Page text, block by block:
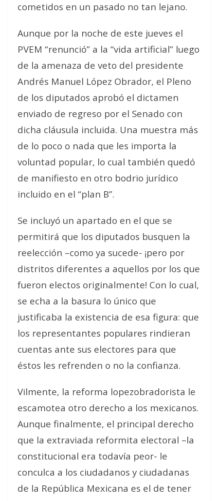
cometidos en un pasado no tan lejano.
Aunque por la noche de este jueves el
PVEM “renunció” a la “vida artificial” luego
de la amenaza de veto del presidente
Andrés Manuel López Obrador, el Pleno
de los diputados aprobó el dictamen
enviado de regreso por el Senado con
dicha cláusula incluida. Una muestra más
de lo poco o nada que les importa la
voluntad popular, lo cual también quedó
de manifiesto en otro bodrio jurídico
incluido en el “plan B”.
Se incluyó un apartado en el que se
permitirá que los diputados busquen la
reelección –como ya sucede- ¡pero por
distritos diferentes a aquellos por los que
fueron electos originalmente! Con lo cual,
se echa a la basura lo único que
justificaba la existencia de esa figura: que
los representantes populares rindieran
cuentas ante sus electores para que
éstos les refrenden o no la confianza.
Vilmente, la reforma lopezobradorista le
escamotea otro derecho a los mexicanos.
Aunque finalmente, el principal derecho
que la extraviada reformita electoral –la
constitucional era todavía peor- le
conculca a los ciudadanos y ciudadanas
de la República Mexicana es el de tener